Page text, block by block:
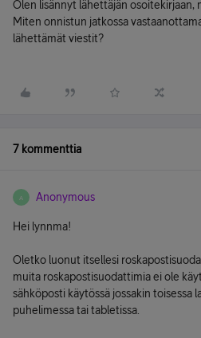
Olen lisännyt lähettäjän osoitekirjaan,
Miten onnistun jatkossa
lähettämät viestit?
7 kommenttia
A Anonymous
Hei lynnma!
Oletko luonut itsellesi
muita roskapostisuodattimia ei ole
sähköposti käytössä jossakin toisessa
puhelimessa tai tabletissa.